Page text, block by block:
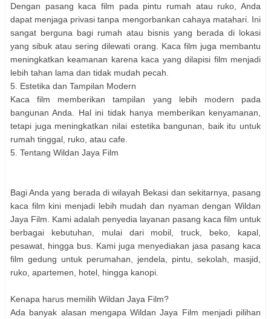
Dengan pasang kaca film pada pintu rumah atau ruko, Anda
dapat menjaga privasi tanpa mengorbankan cahaya matahari. Ini
sangat berguna bagi rumah atau bisnis yang berada di lokasi
yang sibuk atau sering dilewati orang. Kaca film juga membantu
meningkatkan keamanan karena kaca yang dilapisi film menjadi
lebih tahan lama dan tidak mudah pecah.
5. Estetika dan Tampilan Modern
Kaca film memberikan tampilan yang lebih modern pada
bangunan Anda. Hal ini tidak hanya memberikan kenyamanan,
tetapi juga meningkatkan nilai estetika bangunan, baik itu untuk
rumah tinggal, ruko, atau cafe.
5. Tentang Wildan Jaya Film
Bagi Anda yang berada di wilayah Bekasi dan sekitarnya, pasang
kaca film kini menjadi lebih mudah dan nyaman dengan Wildan
Jaya Film. Kami adalah penyedia layanan pasang kaca film untuk
berbagai kebutuhan, mulai dari mobil, truck, beko, kapal,
pesawat, hingga bus. Kami juga menyediakan jasa pasang kaca
film gedung untuk perumahan, jendela, pintu, sekolah, masjid,
ruko, apartemen, hotel, hingga kanopi.
Kenapa harus memilih Wildan Jaya Film?
Ada banyak alasan mengapa Wildan Jaya Film menjadi pilihan